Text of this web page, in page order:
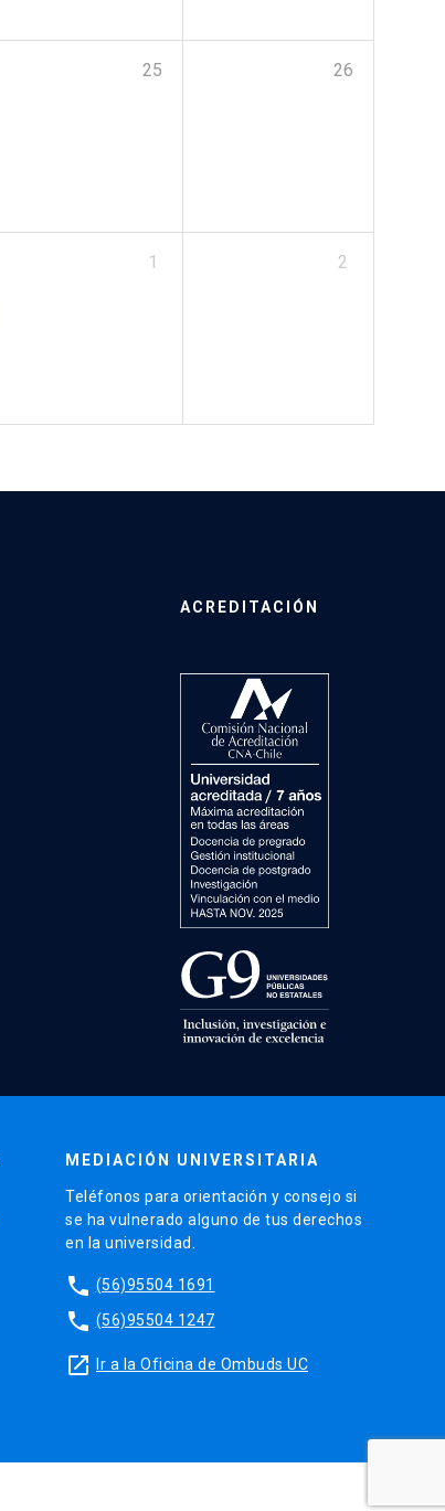
25 26
1 2
ACREDITACIÓN
MEDIACIÓN UNIVERSITARIA
Teléfonos para orientación y consejo si
se ha vulnerado alguno de tus derechos
en la universidad.
phone (56)95504 1691
phone (56)95504 1247
launch Ir a la Oficina de Ombuds UC